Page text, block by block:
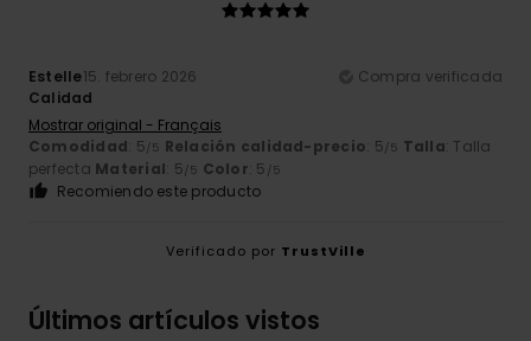
Estelle15. febrero 2026
Compra verificada
Calidad
Mostrar original - Français
Comodidad: 5/5 Relación calidad-precio: 5/5 Talla: Talla
perfecta Material: 5/5 Color: 5 /5
Recomiendo este producto
Verificado por TrustVille
Últimos artículos vistos